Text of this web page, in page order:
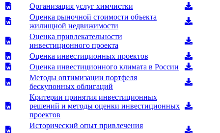
Организация услуг химчистки
Оценка рыночной стоимости объекта
жилищной недвижимости
Оценка привлекательности
инвестиционного проекта
Оценка инвестиционных проектов
Оценка инвестиционного климата в России
Методы оптимизации портфеля
бескупонных облигаций
Критерии принятия инвестиционных
решений и методы оценки инвестиционных
проектов
Исторический опыт привлечения